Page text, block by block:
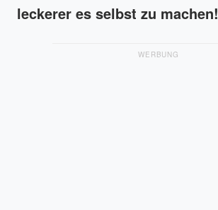
leckerer es selbst zu machen!
WERBUNG